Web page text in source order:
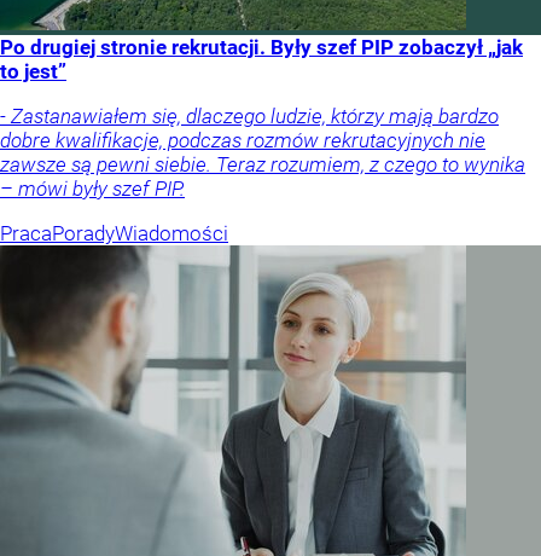
Po drugiej stronie rekrutacji. Były szef PIP zobaczył „jak
to jest”
- Zastanawiałem się, dlaczego ludzie, którzy mają bardzo
dobre kwalifikacje, podczas rozmów rekrutacyjnych nie
zawsze są pewni siebie. Teraz rozumiem, z czego to wynika
– mówi były szef PIP.
PracaPoradyWiadomości